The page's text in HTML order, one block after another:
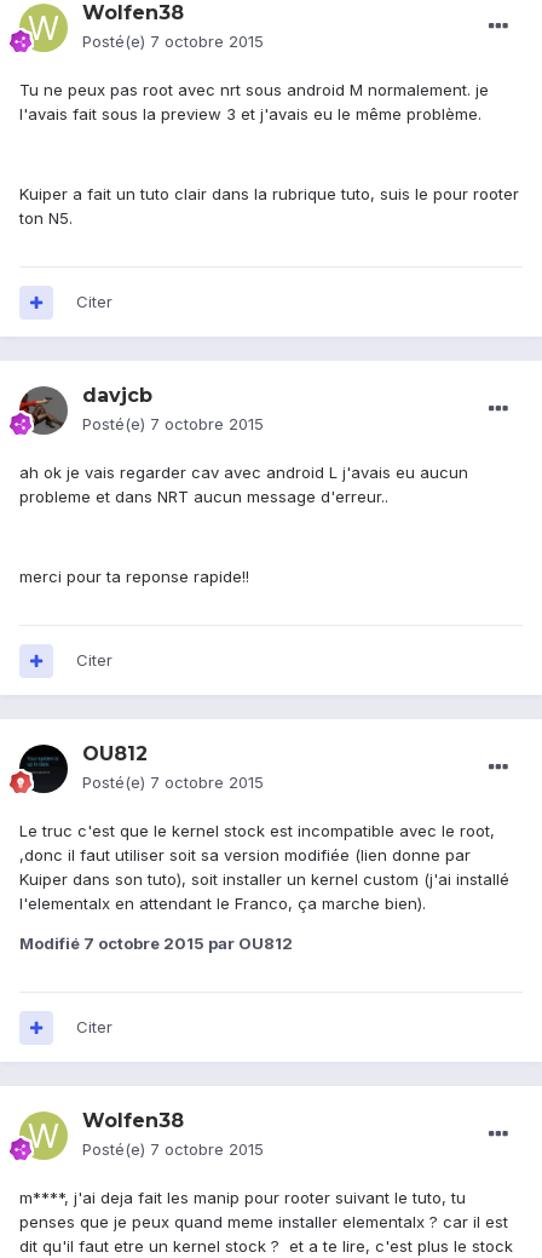
Wolfen38
Posté(e) 7 octobre 2015
Tu ne peux pas root avec nrt sous android M normalement. je
l'avais fait sous la preview 3 et j'avais eu le même problème.
Kuiper a fait un tuto clair dans la rubrique tuto, suis le pour rooter
ton N5.
Citer
davjcb
Posté(e) 7 octobre 2015
ah ok je vais regarder cav avec android L j'avais eu aucun
probleme et dans NRT aucun message d'erreur..
merci pour ta reponse rapide!!
Citer
OU812
Posté(e) 7 octobre 2015
Le truc c'est que le kernel stock est incompatible avec le root,
,donc il faut utiliser soit sa version modifiée (lien donne par
Kuiper dans son tuto), soit installer un kernel custom (j'ai installé
l'elementalx en attendant le Franco, ça marche bien).
Modifié 7 octobre 2015 par OU812
Citer
Wolfen38
Posté(e) 7 octobre 2015
m****, j'ai deja fait les manip pour rooter suivant le tuto, tu
penses que je peux quand meme installer elementalx ? car il est
dit qu'il faut etre un kernel stock ? et a te lire, c'est plus le stock